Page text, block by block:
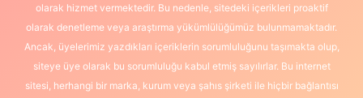
olarak hizmet vermektedir. Bu nedenle, sitedeki içerikleri proaktif
olarak denetleme veya araştırma yükümlülüğümüz bulunmamaktadır.
Ancak, üyelerimiz yazdıkları içeriklerin sorumluluğunu taşımakta olup,
siteye üye olarak bu sorumluluğu kabul etmiş sayılırlar. Bu internet
sitesi, herhangi bir marka, kurum veya şahıs şirketi ile hiçbir bağlantısı